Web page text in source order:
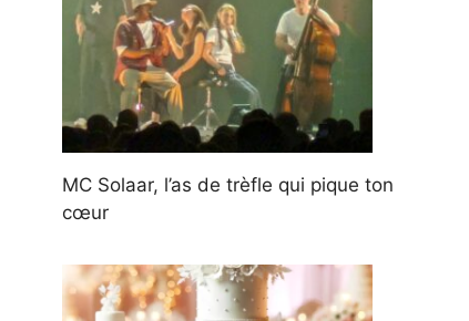
MC Solaar, l’as de trèfle qui pique ton
cœur